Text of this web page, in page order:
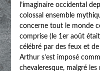
l’imaginaire occidental
colossal ensemble
concerne tout le monde
comprise (le 1er août
célébré par des feux et de
Arthur s’est imposé
chevaleresque, malgré